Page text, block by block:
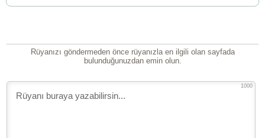
Rüyanızı göndermeden önce rüyanızla en ilgili olan sayfada
bulunduğunuzdan emin olun.
1000